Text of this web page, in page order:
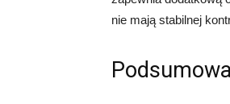
nie mają stabilnej